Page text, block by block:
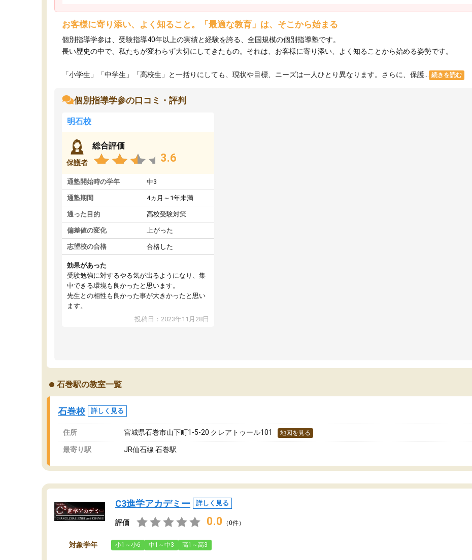
お客様に寄り添い、よく知ること。「最適な教育」は、そこから始まる
個別指導学参は、受験指導40年以上の実績と経験を誇る、全国規模の個別指導塾です。
長い歴史の中で、私たちが変わらず大切にしてきたもの。それは、お客様に寄り添い、よく知ることから始める姿勢です。
「小学生」「中学生」「高校生」と一括りにしても、現状や目標、ニーズは一人ひとり異なります。さらに、保護... 続きを読む
個別指導学参の口コミ・評判
明石校
保護者
総合評価
3.6
通塾開始時の学年 中3
通塾期間 4ヵ月～1年未満
通った目的 高校受験対策
偏差値の変化 上がった
志望校の合格 合格した
効果があった
受験勉強に対するやる気が出るようになり、集
中できる環境も良かったと思います。
先生との相性も良かった事が大きかったと思い
ます。
投稿日：2023年11月28日
石巻駅の教室一覧
石巻校 詳しく見る
住所 宮城県石巻市山下町1-5-20 クレアトゥール101 地図を見る
最寄り駅 JR仙石線 石巻駅
C3進学アカデミー 詳しく見る
評価 0.0 （0件）
対象学年 小1～小6 中1～中3 高1～高3